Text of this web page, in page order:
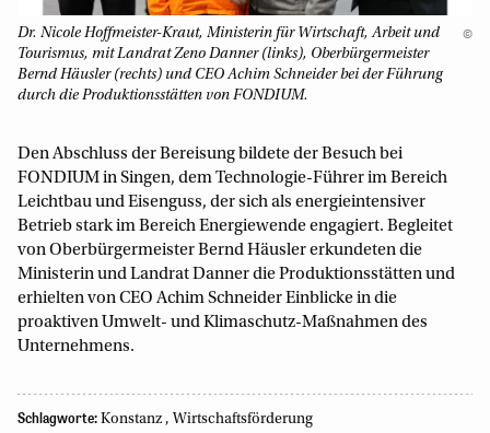
Dr. Nicole Hoffmeister-Kraut, Ministerin für Wirtschaft, Arbeit und
Tourismus, mit Landrat Zeno Danner (links), Oberbürgermeister
Bernd Häusler (rechts) und CEO Achim Schneider bei der Führung
durch die Produktionsstätten von FONDIUM.
©
Den Abschluss der Bereisung bildete der Besuch bei
FONDIUM in Singen, dem Technologie-Führer im Bereich
Leichtbau und Eisenguss, der sich als energieintensiver
Betrieb stark im Bereich Energiewende engagiert. Beglei­tet
von Oberbürgermeister Bernd Häusler erkundeten die
Ministerin und Landrat Danner die Produktionsstätten und
erhielten von CEO Achim Schneider Einblicke in die
proaktiven Umwelt- und Klimaschutz-Maßnah­men des
Unternehmens.
Schlagworte: Konstanz , Wirtschaftsförderung